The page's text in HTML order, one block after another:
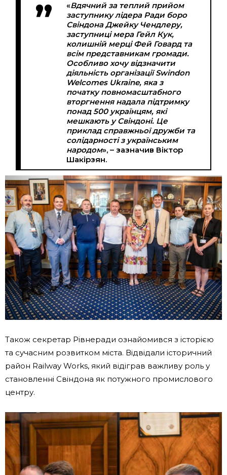
«Вдячний за теплий прийом
заступнику лідера Ради боро
Свіндона Джейку Чендлеру,
заступниці мера Гейл Кук,
колишній мерці Фей Говард та
всім представникам громади.
Особливо хочу відзначити
діяльність організації Swindon
Welcomes Ukraine, яка з
початку повномасштабного
вторгнення надала підтримку
понад 500 українцям, які
мешкають у Свіндоні. Це
приклад справжньої дружби та
солідарності з українським
народом», – зазначив Віктор
Шакірзян.
Також секретар Рівнеради ознайомився з історією
та сучасним розвитком міста. Відвідали історичний
район Railway Works, який відіграв важливу роль у
становленні Свіндона як потужного промислового
центру.